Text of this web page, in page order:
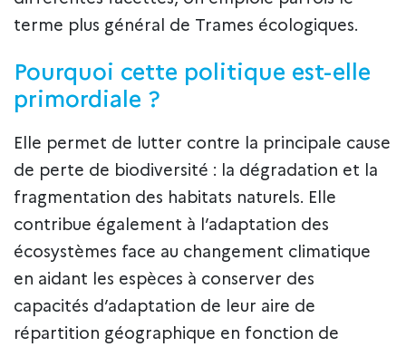
terme plus général de Trames écologiques.
Pourquoi cette politique est-elle
primordiale ?
Elle permet de lutter contre la principale cause
de perte de biodiversité : la dégradation et la
fragmentation des habitats naturels. Elle
contribue également à l’adaptation des
écosystèmes face au changement climatique
en aidant les espèces à conserver des
capacités d’adaptation de leur aire de
répartition géographique en fonction de